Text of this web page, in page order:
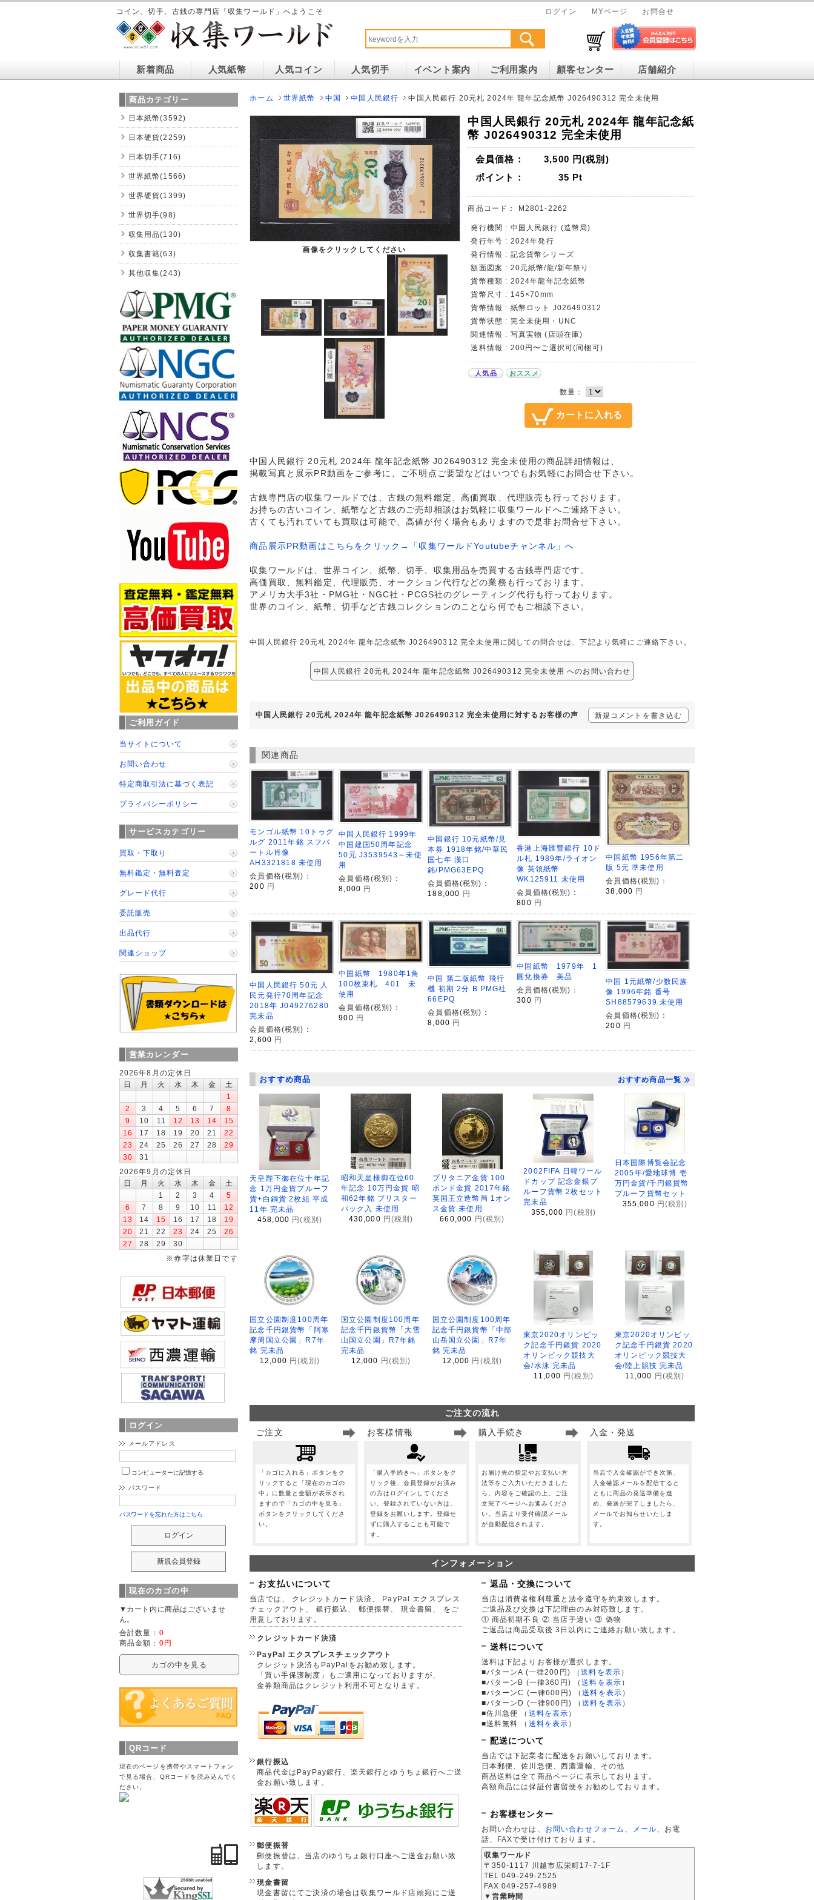
コイン、切手、古銭の専門店「収集ワールド」へようこそ ログイン MYページ お問合せ
新着商品 人気紙幣 人気コイン 人気切手 イベント案内 ご利用案内 顧客センター 店舗紹介
ホーム 世界紙幣 中国 中国人民銀行 中国人民銀行 20元札 2024年 龍年記念紙幣 J026490312 完全未使用
画像をクリックしてください
中国人民銀行 20元札 2024年 龍年記念紙
幣 J026490312 完全未使用
会員価格： 3,500 円(税別)
ポイント：
35 Pt
商品コード： M2801-2262
発行機関 : 中国人民銀行 (造幣局)
発行年号 : 2024年発行
発行情報 : 記念貨幣シリーズ
額面図案 : 20元紙幣/龍/新年祭り
貨幣種類 : 2024年龍年記念紙幣
貨幣尺寸 : 145×70mm
貨幣情報 : 紙幣ロット J026490312
貨幣状態 : 完全未使用・UNC
関連情報 : 写真実物 (店頭在庫)
送料情報 : 200円〜ご選択可(同梱可)
人気品 おススメ
数量：
中国人民銀行 20元札 2024年 龍年記念紙幣 J026490312 完全未使用の商品詳細情報は、
掲載写真と展示PR動画をご参考に、ご不明点ご要望などはいつでもお気軽にお問合せ下さい。
古銭専門店の収集ワールドでは、古銭の無料鑑定、高価買取、代理販売も行っております。
お持ちの古いコイン、紙幣など古銭のご売却相談はお気軽に収集ワールドへご連絡下さい。
古くても汚れていても買取は可能で、高値が付く場合もありますので是非お問合せ下さい。
商品展示PR動画はこちらをクリック→「収集ワールドYoutubeチャンネル」へ
収集ワールドは、世界コイン、紙幣、切手、収集用品を売買する古銭専門店です。
高価買取、無料鑑定、代理販売、オークション代行などの業務も行っております。
アメリカ大手3社・PMG社・NGC社・PCGS社のグレーティング代行も行っております。
世界のコイン、紙幣、切手など古銭コレクションのことなら何でもご相談下さい。
中国人民銀行 20元札 2024年 龍年記念紙幣 J026490312 完全未使用に関しての問合せは、下記より気軽にご連絡下さい。
中国人民銀行 20元札 2024年 龍年記念紙幣 J026490312 完全未使用 へのお問い合わせ
中国人民銀行 20元札 2024年 龍年記念紙幣 J026490312 完全未使用に対するお客様の声 新規コメントを書き込む
関連商品
モンゴル紙幣 10トゥグ
ルグ 2011年銘 スフバ
ートル肖像
AH3321818 未使用
会員価格(税別)：
200 円
中国人民銀行 1999年
中国建国50周年記念
50元 J3539543～未使
用
会員価格(税別)：
8,000 円
中国銀行 10元紙幣/見
本券 1918年銘/中華民
国七年 漢口
銘/PMG63EPQ
会員価格(税別)：
188,000 円
香港上海匯豐銀行 10ド
ル札 1989年/ライオン
像 英領紙幣
WK125911 未使用
会員価格(税別)：
800 円
中国紙幣 1956年第二
版 5元 準未使用
会員価格(税別)：
38,000 円
中国人民銀行 50元 人
民元発行70周年記念
2018年 J049276280
完未品
会員価格(税別)：
2,600 円
中国紙幣 1980年1角
100枚束札 401 未
使用
会員価格(税別)：
900 円
中国 第二版紙幣 飛行
機 初期 2分 B PMG社
66EPQ
会員価格(税別)：
8,000 円
中国紙幣 1979年 1
圓兌換券 美品
会員価格(税別)：
300 円
中国 1元紙幣/少数民族
像 1996年銘 番号
SH88579639 未使用
会員価格(税別)：
200 円
おすすめ商品 おすすめ商品一覧
天皇陛下御在位十年記
念 1万円金貨プルーフ
貨+白銅貨 2枚組 平成
11年 完未品
458,000 円(税別)
昭和天皇様御在位60
年記念 10万円金貨 昭
和62年銘 ブリスター
パック入 未使用
430,000 円(税別)
ブリタニア金貨 100
ポンド金貨 2017年銘
英国王立造幣局 1オン
ス金貨 未使用
660,000 円(税別)
2002FIFA 日韓ワール
ドカップ 記念金銀プ
ルーフ貨幣 2枚セット
完未品
355,000 円(税別)
日本国際博覧会記念
2005年/愛地球博 壱
万円金貨/千円銀貨幣
プルーフ貨幣セット
355,000 円(税別)
国立公園制度100周年
記念千円銀貨幣「阿寒
摩周国立公園」R7年
銘 完未品
12,000 円(税別)
国立公園制度100周年
記念千円銀貨幣「大雪
山国立公園」R7年銘
完未品
12,000 円(税別)
国立公園制度100周年
記念千円銀貨幣「中部
山岳国立公園」R7年
銘 完未品
12,000 円(税別)
東京2020オリンピッ
ク記念千円銀貨 2020
オリンピック競技大
会/水泳 完未品
11,000 円(税別)
東京2020オリンピッ
ク記念千円銀貨 2020
オリンピック競技大
会/陸上競技 完未品
11,000 円(税別)
ご注文の流れ
ご注文
「カゴに入れる」ボタンをク
リックすると「現在のカゴの
中」に数量と金額が表示され
ますので「カゴの中を見る」
ボタンをクリックしてくださ
い。
お客様情報
「購入手続きへ」ボタンをク
リック後、会員登録がお済み
の方はログインしてくださ
い。登録されていない方は、
登録をお願いします。登録せ
ずに購入することも可能で
す。
購入手続き
お届け先の指定やお支払い方
法等をご入力いただきました
ら、内容をご確認の上、ご注
文完了ページへお進みくださ
い。当店より受付確認メール
が自動配信されます。
入金・発送
当店で入金確認ができ次第、
入金確認メールを配信すると
ともに商品の発送準備を進
め、発送が完了しましたら、
メールでお知らせいたしま
す。
インフォメーション
お支払いについて
当店では、 クレジットカード決済、 PayPal エクスプレス
チェックアウト、 銀行振込、 郵便振替、 現金書留、 をご
用意しております。
クレジットカード決済
PayPal エクスプレスチェックアウト
クレジット決済もPayPalをお勧め致します。
「買い手保護制度」もご適用になっておりますが、
金券類商品はクレジット利用不可となります。
銀行振込
商品代金はPayPay銀行、楽天銀行とゆうちょ銀行へご送
金お願い致します。
郵便振替
郵便振替は、当店のゆうちょ銀行口座へご送金お願い致
します。
現金書留
現金書留にてご決済の場合は収集ワールド店頭宛にご送
返品・交換について
当店は消費者権利尊重と法令遵守を約束致します。
ご返品及び交換は下記理由のみ対応致します。
① 商品初期不良 ② 当店手違い ③ 偽物
ご返品は商品受取後 3日以内にご連絡お願い致します。
送料について
送料は下記よりお客様が選択します。
■パターンA (一律200円)
（送料を表示 ）
■パターンB (一律360円)
（送料を表示 ）
■パターンC (一律600円)
（送料を表示 ）
■パターンD (一律900円)
（送料を表示 ）
■佐川急便
（ 送料を表示 ）
■送料無料
（ 送料を表示 ）
配送について
当店では下記業者に配送をお願いしております。
日本郵便、佐川急便、西濃運輸、その他
商品送料は全て商品ページに表示しております。
高額商品には保証付書留便をお勧めしております。
お客様センター
お問い合わせは、 お問い合わせフォーム メール 、お電
話、FAXで受け付けております。
収集ワールド
〒350-1117 川越市広栄町17-7-1F
TEL 049-249-2525
FAX 049-257-4989
▼営業時間
商品カテゴリー
日本紙幣(3592)
日本硬貨(2259)
日本切手(716)
世界紙幣(1566)
世界硬貨(1399)
世界切手(98)
収集用品(130)
収集書籍(63)
其他収集(243)
ご利用ガイド
当サイトについて
お問い合わせ
特定商取引法に基づく表記
プライバシーポリシー
サービスカテゴリー
買取・下取り
無料鑑定・無料査定
グレード代行
委託販売
出品代行
関連ショップ
営業カレンダー
2026年8月の定休日
日
月 火 水 木 金
土
1
2
3 4 5 6 7
8
9
10 11 12 13 14
15
16
17 18 19 20 21
22
23
24 25 26 27 28
29
30
31
2026年9月の定休日
日
月 火 水 木 金
土
1
2 3 4
5
6
7 8 9 10 11
12
13
14 15 16 17 18
19
20
21 22 23 24 25
26
27
28 29
30
※赤字は休業日です
ログイン
メールアドレス
コンピューターに記憶する
パスワード
パスワードを忘れた方はこちら
現在のカゴの中
▼カート内に商品はございませ
ん。
合計数量： 0
商品金額： 0円
カゴの中を見る
QRコード
現在のページを携帯やスマートフォン
で見る場合、QRコードを読み込んでく
ださい。